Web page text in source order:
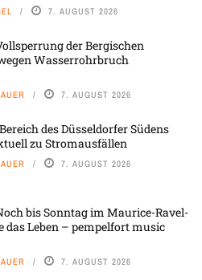
7. AUGUST 2026
der Bergischen
Wasserrohrbruch
7. AUGUST 2026
des Düsseldorfer Südens
zu Stromausfällen
7. AUGUST 2026
bis Sonntag im Maurice-Ravel-
das Leben – pempelfort music
7. AUGUST 2026